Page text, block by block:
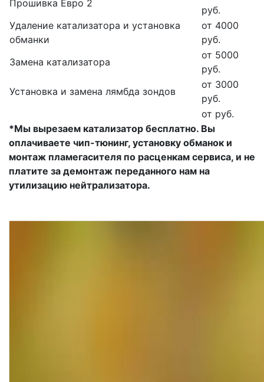
Прошивка Евро 2
руб.
Удаление катализатора и установка
обманки
от 4000
руб.
Замена катализатора
от 5000
руб.
Установка и замена лямбда зондов
от 3000
руб.
от руб.
*Мы вырезаем катализатор бесплатно. Вы
оплачиваете чип-тюнинг, установку обманок и
монтаж пламегасителя по расценкам сервиса, и не
платите за демонтаж переданного нам на
утилизацию нейтрализатора.